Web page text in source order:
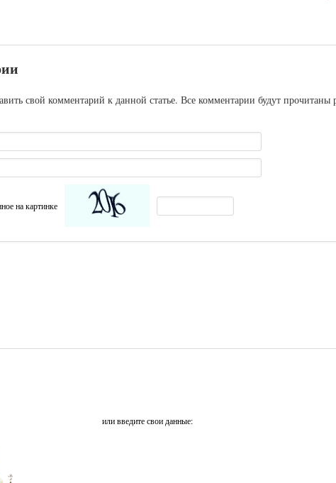
свой комментарий к данной статье. Все комментарии будут прочитаны
на картинке
или введите свои данные: